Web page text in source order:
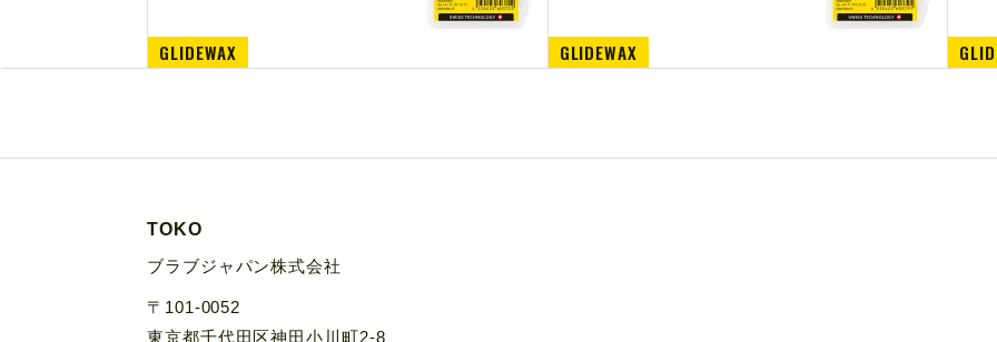
GLIDEWAX GLIDEWAX
TOKO
ブラブジャパン株式会社
〒101-0052
東京都千代田区神田小川町2-8